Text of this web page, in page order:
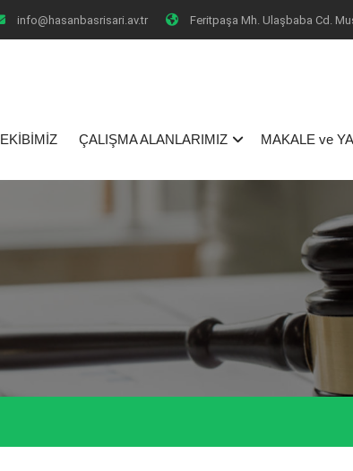
info@hasanbasrisari.av.tr Feritpaşa Mh. Ulaşbaba Cd.
EKİBİMİZ ÇALIŞMA ALANLARIMIZ MAKALE ve